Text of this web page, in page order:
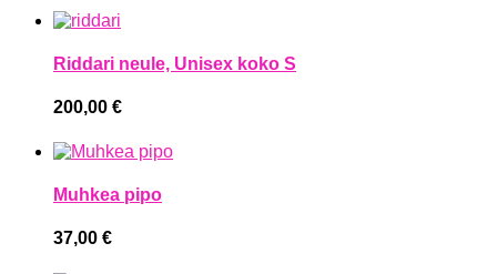
Riddari neule, Unisex koko S
200,00 €
Muhkea pipo
37,00 €